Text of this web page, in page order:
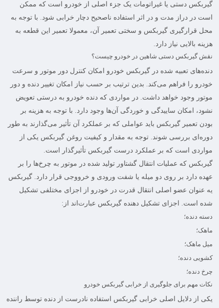
گیربکس دستی یا غیراتومات یک جزء اصلی از خودرو است که ممکن
است در دراز مدت و در اثر استفاده ناصحیح دچار خرابی شود. با توجه به
محل قرارگیری گیربکس و سختی تعمیر آن، معمولا تعمیر این قطعه به
هزینه بالایی نیاز دارد.
نقش گیربکس دستی شاهین در خودرو چیست؟
دنده‌های تعبیه شده در گیربکس خودرو امکان کنترل دور موتور و سرعت
خودرو را فراهم می‌کند. بدین ترتیب بر حسب نیاز امکان تغییر دنده و دور
موتور وجود خواهد داشت. در مواردی که دنده خودرو به درستی تعویض
نشود، امکان ساییدگی و خوردگی آن‌‌ها وجود دارد. با توجه به هزینه بر
بودن تعمیر گیربکس باید عواملی که بر عملکرد آن تأثیر می‌گذارند به طور
دوره‌ای بررسی شوند. توجه به مقدار و کیفیت روغن گیربکس یکی از
مواردی است که بر عملکرد درست گیربکس تأثیرگذار است.
گیربکس که عملیات انتقال گشتاور تولید شده در موتور به چرخ‌ها را بر
عهده دارد بر روی دو میله یا شفت ورودی و خرووجی قرار دارد. گیربکس
یه عنوان عضو اصلی انتقال قدرت در خودرو از اجزای مختلفی تشکیل
شده است. اجزای تشکیل دهنده گیربکس عبارت‌اند از:
دسته دنده؛
ماهک؛
میل ماهک؛
کشویی دنده؛
چرخ دنده؛
نکات مهم برای جلوگیری از خرابی گیربکس خودرو
یکی از دلایل اصلی خرابی گیربکس استفاده نادرست از دنده توسط راننده